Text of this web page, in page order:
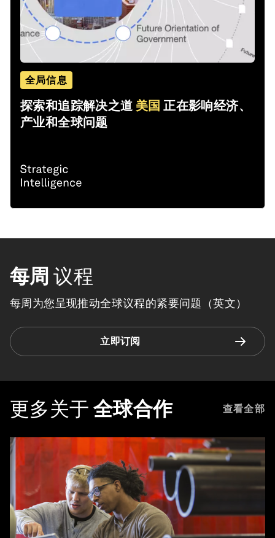
全局信息
探索和追踪解决之道 美国 正在影响经济、
产业和全球问题
每周 议程
每周为您呈现推动全球议程的紧要问题（英文）
立即订阅
更多关于 全球合作 查看全部